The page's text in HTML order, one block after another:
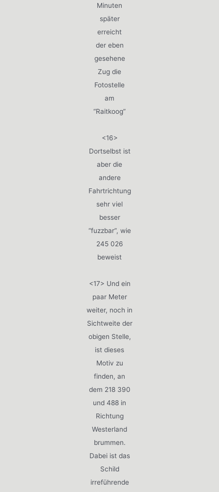
Minuten
später
erreicht
der eben
gesehene
Zug die
Fotostelle
am
“Raitkoog”
<16>
Dortselbst ist
aber die
andere
Fahrtrichtung
sehr viel
besser
“fuzzbar”, wie
245 026
beweist
<17> Und ein
paar Meter
weiter, noch in
Sichtweite der
obigen Stelle,
ist dieses
Motiv zu
finden, an
dem 218 390
und 488 in
Richtung
Westerland
brummen.
Dabei ist das
Schild
irreführende